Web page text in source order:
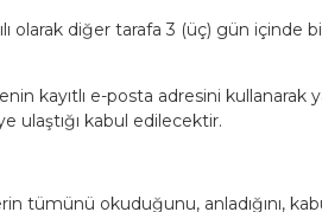
olarak diğer tarafa 3 (üç) gün içinde
kayıtlı e-posta adresini
ulaştığı kabul edilecektir.
tümünü okuduğunu, anladığını,